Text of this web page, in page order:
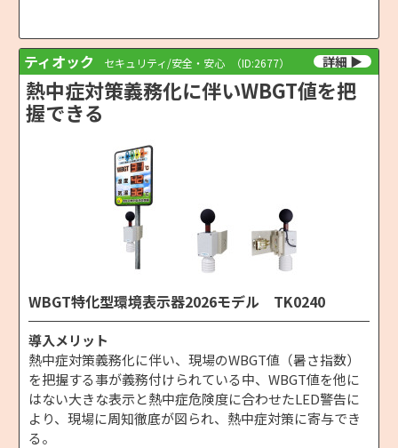
ティオック セキュリティ/安全・安心 （ID:2677）
熱中症対策義務化に伴いWBGT値を把
握できる
WBGT特化型環境表示器2026モデル TK0240
導入メリット
熱中症対策義務化に伴い、現場のWBGT値（暑さ指数）
を把握する事が義務付けられている中、WBGT値を他に
はない大きな表示と熱中症危険度に合わせたLED警告に
より、現場に周知徹底が図られ、熱中症対策に寄与でき
る。